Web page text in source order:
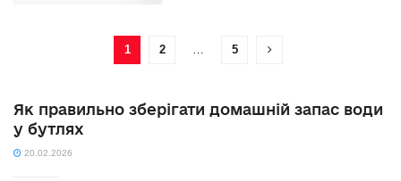
1 2 … 5
Як правильно зберігати домашній запас води
у бутлях
20.02.2026